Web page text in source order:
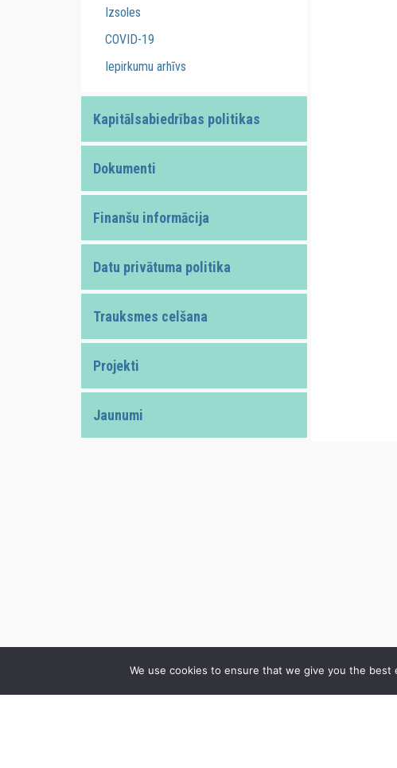
Izsoles
COVID-19
Iepirkumu arhīvs
Kapitālsabiedrības politikas
Dokumenti
Finanšu informācija
Datu privātuma politika
Trauksmes celšana
Projekti
Jaunumi
We use cookies to ensure that we give you the